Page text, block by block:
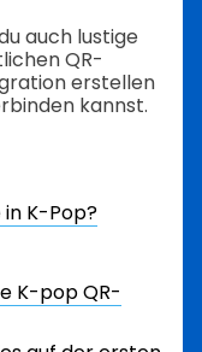
auch lustige
QR-
erstellen
kannst.
in K-Pop?
K-pop QR-